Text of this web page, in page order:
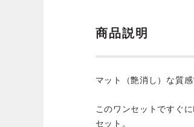
商品説明
マット（艶消し）な質
このワンセットですぐ
セット。